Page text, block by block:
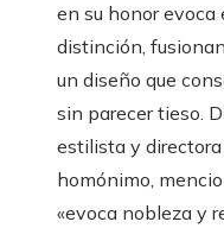
en su honor evoca
distinción,
un diseño que
sin parecer tieso.
estilista y
homónimo,
«evoca nobleza y